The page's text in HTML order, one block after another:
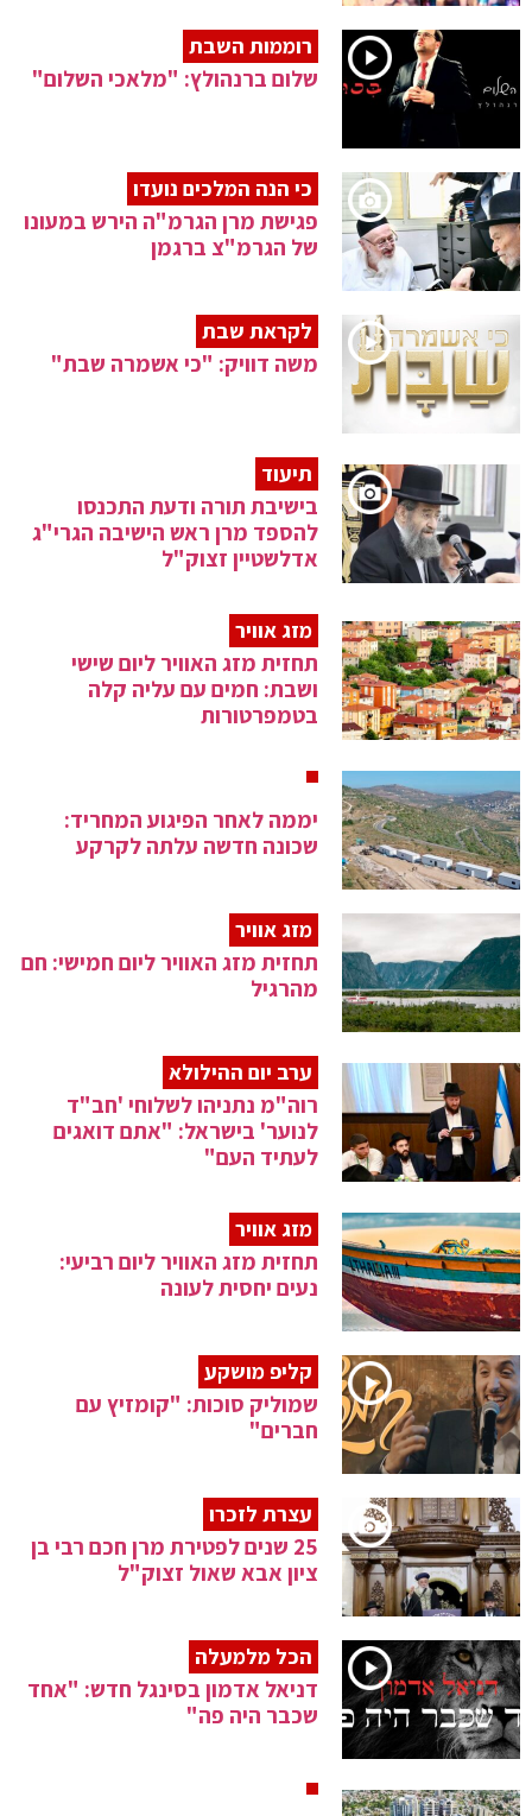
רוממות השבת
שלום ברנהולץ: "מלאכי השלום"
כי הנה המלכים נועדו
פגישת מרן הגרמ"ה הירש במעונו
של הגרמ"צ ברגמן
לקראת שבת
משה דוויק: "כי אשמרה שבת"
תיעוד
בישיבת תורה ודעת התכנסו
להספד מרן ראש הישיבה הגרי"ג
אדלשטיין זצוק"ל
מזג אוויר
תחזית מזג האוויר ליום שישי
ושבת: חמים עם עליה קלה
בטמפרטורות
יממה לאחר הפיגוע המחריד:
שכונה חדשה עלתה לקרקע
מזג אוויר
תחזית מזג האוויר ליום חמישי: חם
מהרגיל
ערב יום ההילולא
רוה"מ נתניהו לשלוחי 'חב"ד
לנוער' בישראל: "אתם דואגים
לעתיד העם"
מזג אוויר
תחזית מזג האוויר ליום רביעי:
נעים יחסית לעונה
קליפ מושקע
שמוליק סוכות: "קומזיץ עם
חברים"
עצרת לזכרו
25 שנים לפטירת מרן חכם רבי בן
ציון אבא שאול זצוק"ל
הכל מלמעלה
דניאל אדמון בסינגל חדש: "אחד
שכבר היה פה"